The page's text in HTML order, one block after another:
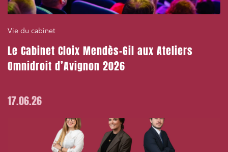
Vie du cabinet
Le Cabinet Cloix Mendès-Gil aux Ateliers
Omnidroit d’Avignon 2026
17.06.26